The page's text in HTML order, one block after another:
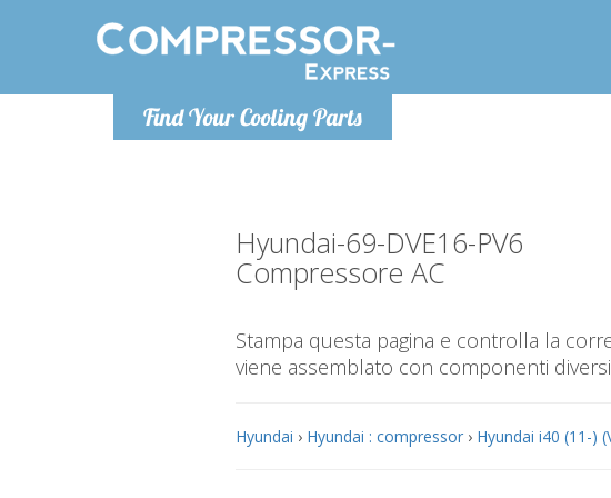
Find Your Cooling Parts
Lunedì-Venerdì 9-12 /
Hyundai-69-DVE16-PV6
Compressore AC
Stampa questa pagina e controlla la
viene assemblato con componenti
Hyundai › Hyundai : compressor › Hyundai i40 (11-)